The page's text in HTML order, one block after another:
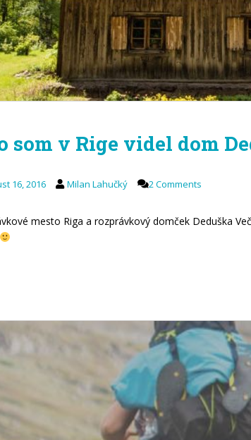
som v Rige videl dom
16, 2016 Milan Lahučký 2 Comments
mesto Riga a rozprávkový domček Deduška